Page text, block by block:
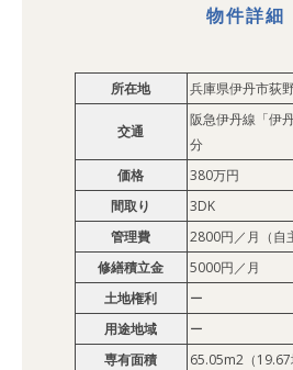
物件詳細
所在地 兵庫県伊丹市荻
交通
阪急伊丹線「伊
分
価格
380万円
間取り
3DK
管理費
2800円／月（自
修繕積立金
5000円／月
土地権利
ー
用途地域
ー
専有面積
65.05m2（19.67